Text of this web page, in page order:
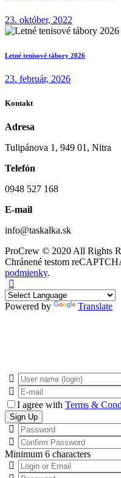
23. október, 2022
Letné tenisové tábory 2026
23. február, 2026
Kontakt
Adresa
Tulipánova 1, 949 01, Nitra
Telefón
0948 527 168
E-mail
info@taskalka.sk
ProCrew © 2020 All Rights
Chránené testom
podmienky.
Powered by Translate
I agree with Terms &
Minimum 6 characters